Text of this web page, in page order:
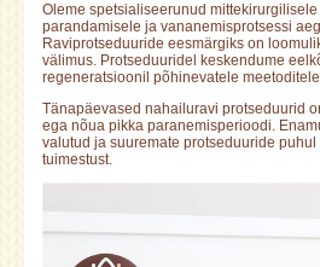
Oleme spetsialiseerunud
parandamisele ja vananemisprotsessi
Raviprotseduuride eesmärgiks on
välimus. Protseduuridel keskendume
regeneratsioonil põhinevatele
Tänapäevased nahailuravi protseduurid
ega nõua pikka paranemisperioodi.
valutud ja suuremate protseduuride
tuimestust.